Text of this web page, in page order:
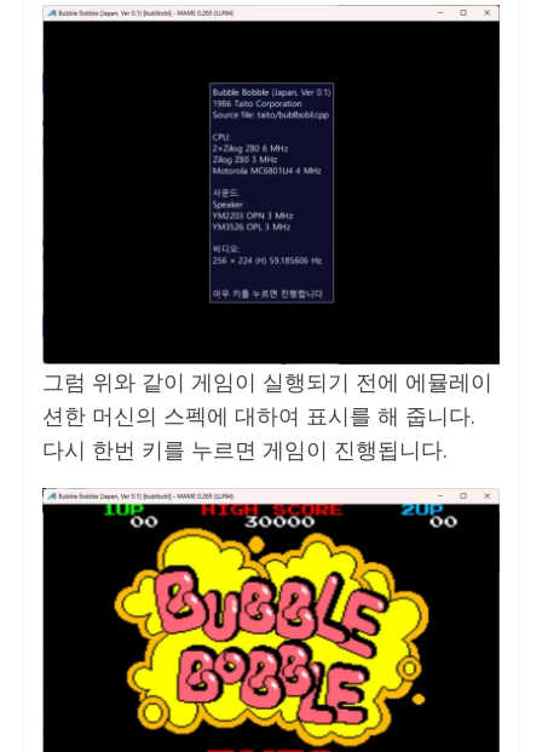
그럼 위와 같이 게임이 실행되기 전에 에뮬레이
션한 머신의 스펙에 대하여 표시를 해 줍니다.
다시 한번 키를 누르면 게임이 진행됩니다.